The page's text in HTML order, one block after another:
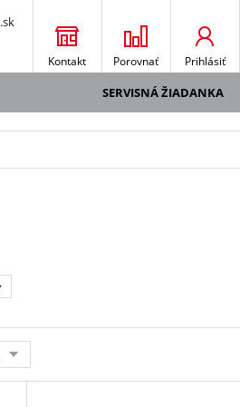
Kontakt Porovnať Prihlásiť
SERVISNÁ ŽIADANKA